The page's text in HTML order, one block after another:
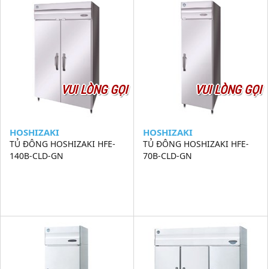
VUI LÒNG GỌI
HOSHIZAKI
TỦ ĐÔNG HOSHIZAKI HFE-
140B-CLD-GN
VUI LÒNG GỌI
HOSHIZAKI
TỦ ĐÔNG HOSHIZAKI HFE-
70B-CLD-GN